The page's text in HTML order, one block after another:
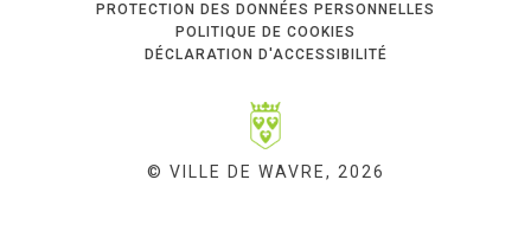
PROTECTION DES DONNÉES PERSONNELLES
POLITIQUE DE COOKIES
DÉCLARATION D'ACCESSIBILITÉ
© VILLE DE WAVRE, 2026